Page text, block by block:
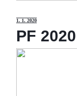
1. 1. 2020
PF 2020